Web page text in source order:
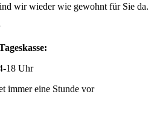
wir wieder wie gewohnt für Sie da.
18 Uhr
immer eine Stunde vor